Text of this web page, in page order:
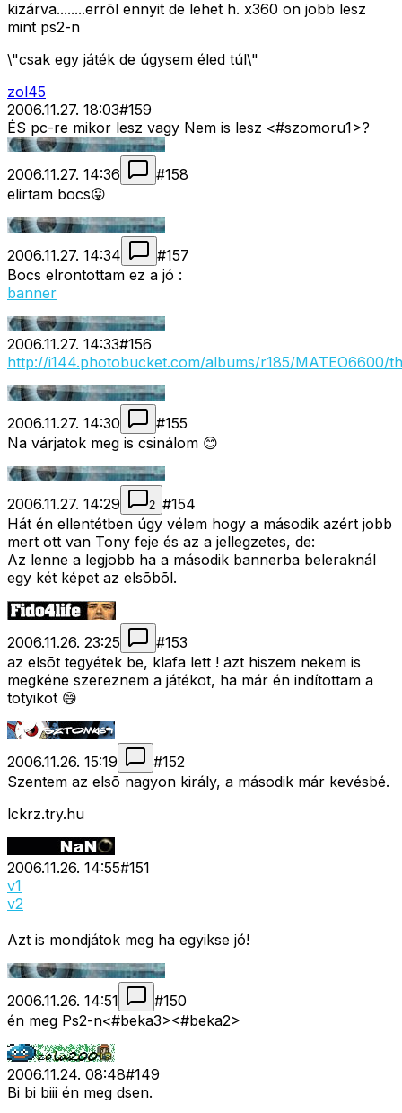
kizárva........errõl ennyit de lehet h. x360 on jobb lesz
mint ps2-n
\"csak egy játék de úgysem éled túl\"
zol45
2006.11.27. 18:03#159
ÉS pc-re mikor lesz vagy Nem is lesz <#szomoru1>?
2006.11.27. 14:36 #158
elirtam bocs😛
2006.11.27. 14:34 #157
Bocs elrontottam ez a jó :
banner
2006.11.27. 14:33#156
http://i144.photobucket.com/albums/r185/MATEO6600/
2006.11.27. 14:30 #155
Na várjatok meg is csinálom 😊
2006.11.27. 14:29 2 #154
Hát én ellentétben úgy vélem hogy a második azért jobb
mert ott van Tony feje és az a jellegzetes, de:
Az lenne a legjobb ha a második bannerba beleraknál
egy két képet az elsõbõl.
2006.11.26. 23:25 #153
az elsõt tegyétek be, klafa lett ! azt hiszem nekem is
megkéne szereznem a játékot, ha már én indítottam a
totyikot 😄
2006.11.26. 15:19 #152
Szentem az elsõ nagyon király, a második már kevésbé.
lckrz.try.hu
2006.11.26. 14:55#151
v1
v2
Azt is mondjátok meg ha egyikse jó!
2006.11.26. 14:51 #150
én meg Ps2-n<#beka3><#beka2>
2006.11.24. 08:48#149
Bi bi biii én meg dsen.